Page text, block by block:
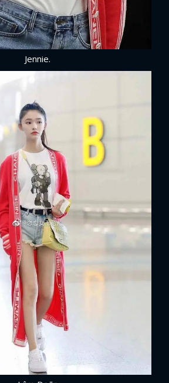
Jennie.